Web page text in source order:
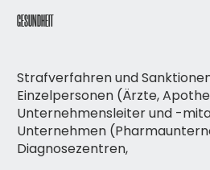
GESUNDHEIT
Strafverfahren und
Einzelpersonen (Ärzte,
Unternehmensleiter und -
Unternehmen
Diagnosezentren,